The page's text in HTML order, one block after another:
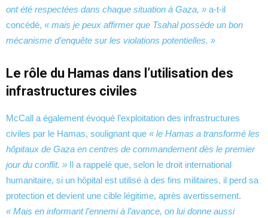
ont été respectées dans chaque situation à Gaza, » a-t-il
concédé, « mais je peux affirmer que Tsahal possède un bon
mécanisme d’enquête sur les violations potentielles. »
Le rôle du Hamas dans l’utilisation des
infrastructures civiles
McCall a également évoqué l’exploitation des infrastructures
civiles par le Hamas, soulignant que « le Hamas a transformé les
hôpitaux de Gaza en centres de commandement dès le premier
jour du conflit. » Il a rappelé que, selon le droit international
humanitaire, si un hôpital est utilisé à des fins militaires, il perd sa
protection et devient une cible légitime, après avertissement.
« Mais en informant l’ennemi à l’avance, on lui donne aussi